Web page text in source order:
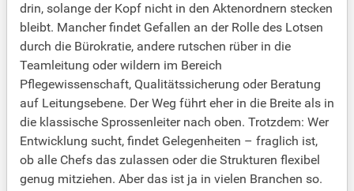
drin, solange der Kopf nicht in den Aktenordnern stecken
bleibt. Mancher findet Gefallen an der Rolle des Lotsen
durch die Bürokratie, andere rutschen rüber in die
Teamleitung oder wildern im Bereich
Pflegewissenschaft, Qualitätssicherung oder Beratung
auf Leitungsebene. Der Weg führt eher in die Breite als in
die klassische Sprossenleiter nach oben. Trotzdem: Wer
Entwicklung sucht, findet Gelegenheiten – fraglich ist,
ob alle Chefs das zulassen oder die Strukturen flexibel
genug mitziehen. Aber das ist ja in vielen Branchen so.